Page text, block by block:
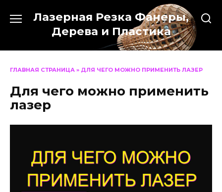
содержанию
Лазерная Резка Фанеры,
Дерева и Пластика
ГЛАВНАЯ СТРАНИЦА » ДЛЯ ЧЕГО МОЖНО ПРИМЕНИТЬ ЛАЗЕР
Для чего можно применить
лазер